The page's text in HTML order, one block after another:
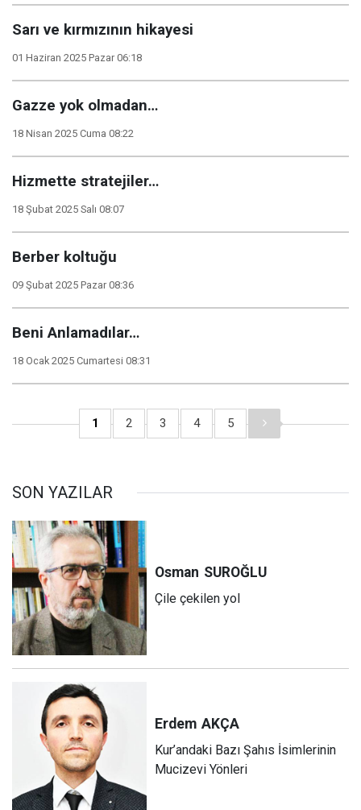
Sarı ve kırmızının hikayesi
01 Haziran 2025 Pazar 06:18
Gazze yok olmadan…
18 Nisan 2025 Cuma 08:22
Hizmette stratejiler…
18 Şubat 2025 Salı 08:07
Berber koltuğu
09 Şubat 2025 Pazar 08:36
Beni Anlamadılar…
18 Ocak 2025 Cumartesi 08:31
1 2 3 4 5
SON YAZILAR
Osman SUROĞLU
Çile çekilen yol
Erdem AKÇA
Kur’andaki Bazı Şahıs İsimlerinin
Mucizevi Yönleri